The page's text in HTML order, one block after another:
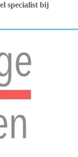
specialist bij